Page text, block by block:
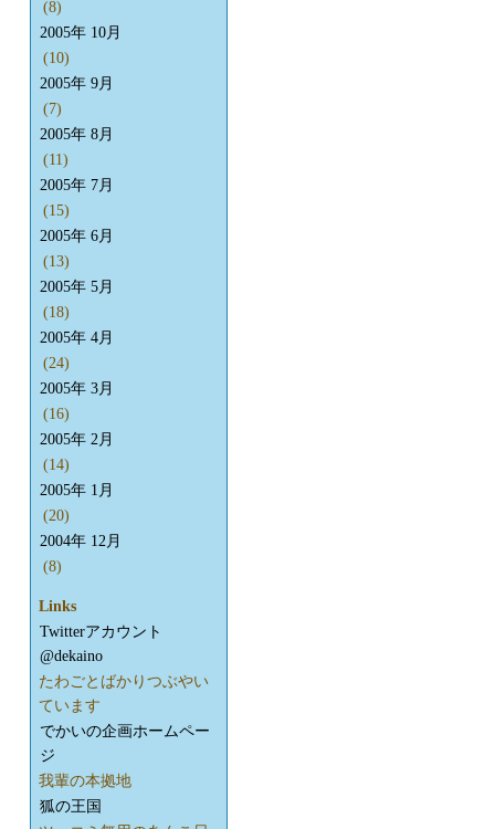
(8)
2005年 10月
(10)
2005年 9月
(7)
2005年 8月
(11)
2005年 7月
(15)
2005年 6月
(13)
2005年 5月
(18)
2005年 4月
(24)
2005年 3月
(16)
2005年 2月
(14)
2005年 1月
(20)
2004年 12月
(8)
Links
Twitterアカウント
@dekaino
たわごとばかりつぶやい
ています
でかいの企画ホームペー
ジ
我輩の本拠地
狐の王国